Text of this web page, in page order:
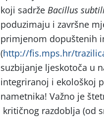
koji sadrže Bacillus
poduzimaju i završne
primjenom dopuštenih
(http://fis.mps.hr/
suzbijanje ljeskotoča u
integriranoj i ekološkoj
nametnika! Važno je
kritičnog razdoblja (od